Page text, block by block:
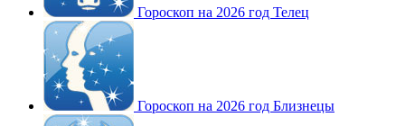
Гороскоп на 2026 год Телец
Гороскоп на 2026 год Близнецы